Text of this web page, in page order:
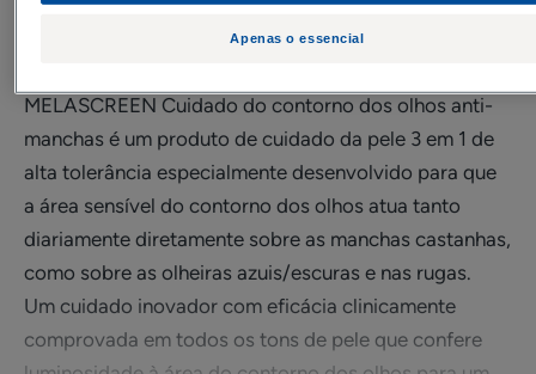
MELASCREEN Cuidado do contorno dos olhos anti-
manchas é um produto de cuidado da pele 3 em 1 de
alta tolerância especialmente desenvolvido para que
a área sensível do contorno dos olhos atua tanto
diariamente diretamente sobre as manchas castanhas,
como sobre as olheiras azuis/escuras e nas rugas.
Um cuidado inovador com eficácia clinicamente
comprovada em todos os tons de pele que confere
Apenas o essencial